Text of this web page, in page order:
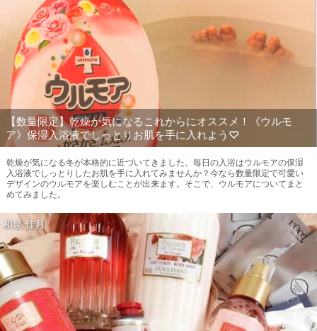
【数量限定】乾燥が気になるこれからにオススメ！《ウルモ
ア》保湿入浴液でしっとりお肌を手に入れよう♡
乾燥が気になる冬が本格的に近づいてきました。毎日の入浴はウルモアの保湿
入浴液でしっとりしたお肌を手に入れてみませんか？今なら数量限定で可愛い
デザインのウルモアを楽しむことが出来ます。そこで、ウルモアについてまと
めてみました。
和泉 佳月